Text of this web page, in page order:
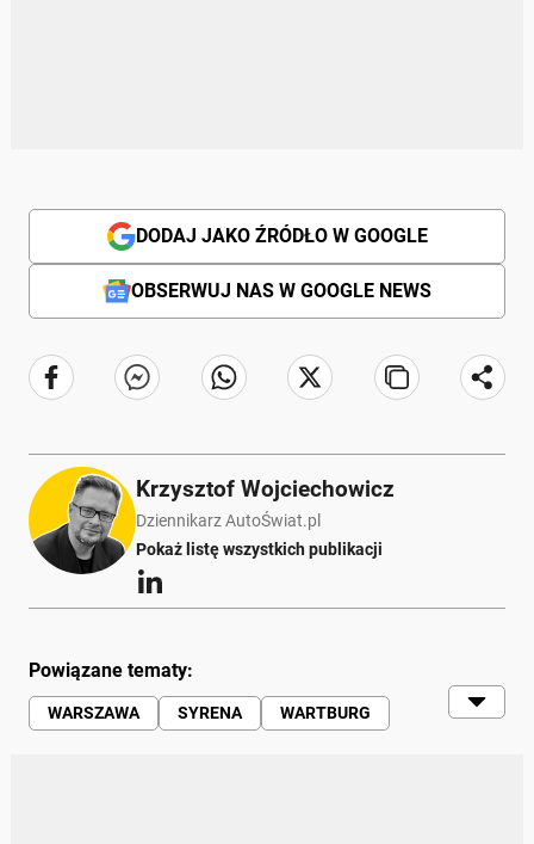
DODAJ JAKO ŹRÓDŁO W GOOGLE
OBSERWUJ NAS W GOOGLE NEWS
Krzysztof Wojciechowicz
Dziennikarz AutoŚwiat.pl
Pokaż listę wszystkich publikacji
Powiązane tematy:
WARSZAWA SYRENA
WARTBURG